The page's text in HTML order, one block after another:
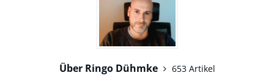
Über Ringo Dühmke
653 Artikel